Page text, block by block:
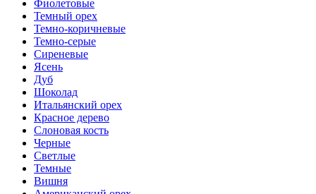
Фиолетовые
Темный орех
Темно-коричневые
Темно-серые
Сиреневые
Ясень
Дуб
Шоколад
Итальянский орех
Красное дерево
Слоновая кость
Черные
Светлые
Темные
Вишня